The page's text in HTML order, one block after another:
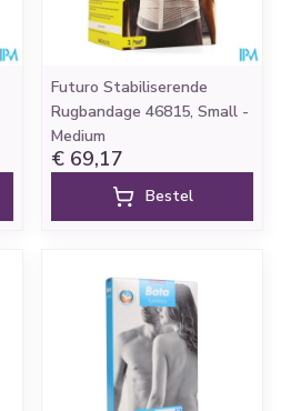
Futuro Stabiliserende
Rugbandage 46815, Small -
Medium
€ 69,17
Bestel